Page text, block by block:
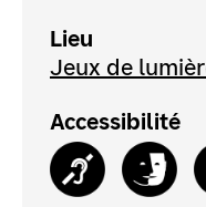
Lieu
Jeux de
Accessibilité